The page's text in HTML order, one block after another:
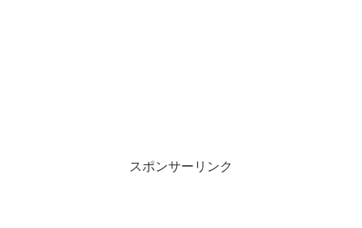
スポンサーリンク